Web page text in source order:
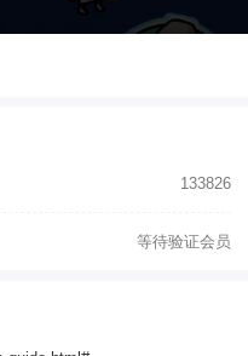
133826
等待验证会员